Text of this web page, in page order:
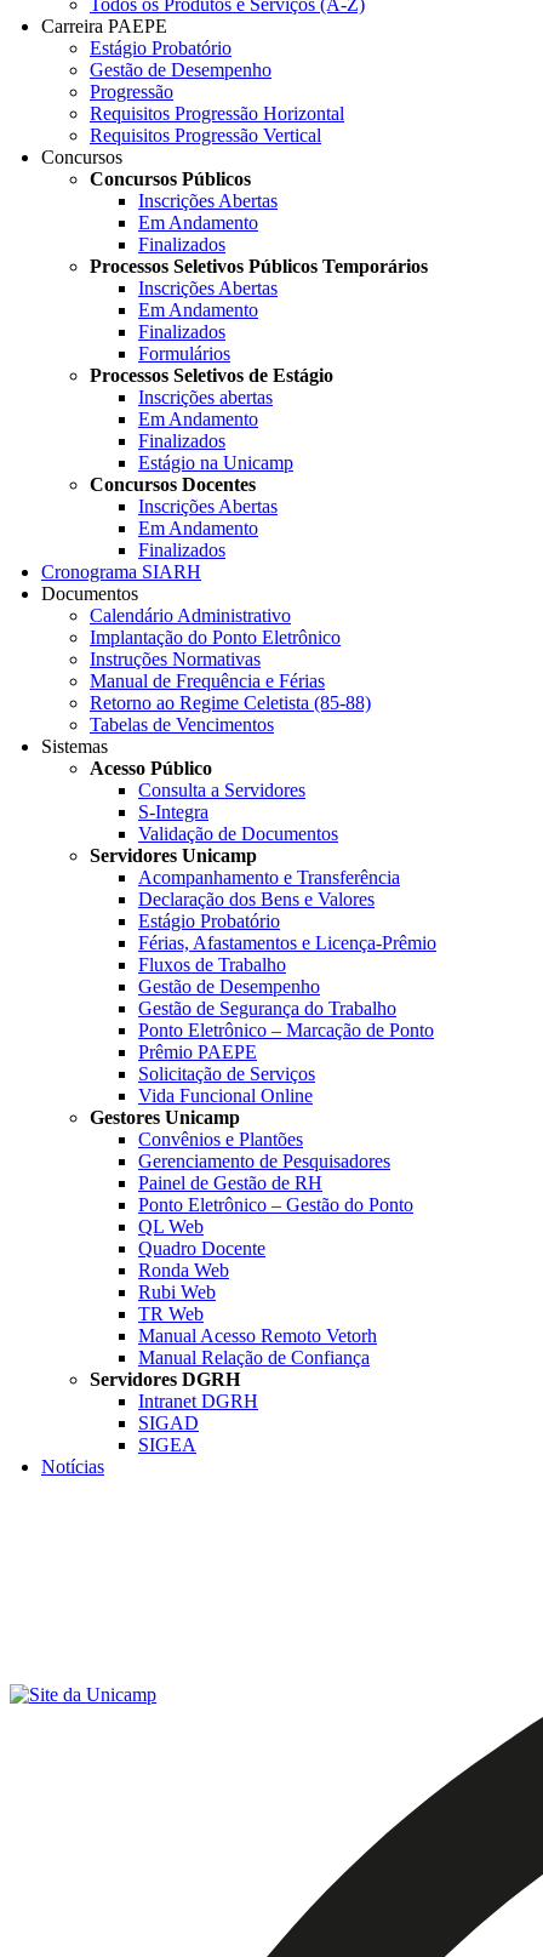
Carreira PAEPE
Estágio Probatório
Gestão de Desempenho
Progressão
Requisitos Progressão Horizontal
Requisitos Progressão Vertical
Concursos
Concursos Públicos
Inscrições Abertas
Em Andamento
Finalizados
Processos Seletivos Públicos Temporários
Inscrições Abertas
Em Andamento
Finalizados
Formulários
Processos Seletivos de Estágio
Inscrições abertas
Em Andamento
Finalizados
Estágio na Unicamp
Concursos Docentes
Inscrições Abertas
Em Andamento
Finalizados
Cronograma SIARH
Documentos
Calendário Administrativo
Implantação do Ponto Eletrônico
Instruções Normativas
Manual de Frequência e Férias
Retorno ao Regime Celetista (85-88)
Tabelas de Vencimentos
Sistemas
Acesso Público
Consulta a Servidores
S-Integra
Validação de Documentos
Servidores Unicamp
Acompanhamento e Transferência
Declaração dos Bens e Valores
Estágio Probatório
Férias, Afastamentos e Licença-Prêmio
Fluxos de Trabalho
Gestão de Desempenho
Gestão de Segurança do Trabalho
Ponto Eletrônico – Marcação de Ponto
Prêmio PAEPE
Solicitação de Serviços
Vida Funcional Online
Gestores Unicamp
Convênios e Plantões
Gerenciamento de Pesquisadores
Painel de Gestão de RH
Ponto Eletrônico – Gestão do Ponto
QL Web
Quadro Docente
Ronda Web
Rubi Web
TR Web
Manual Acesso Remoto Vetorh
Manual Relação de Confiança
Servidores DGRH
Intranet DGRH
SIGAD
SIGEA
Notícias